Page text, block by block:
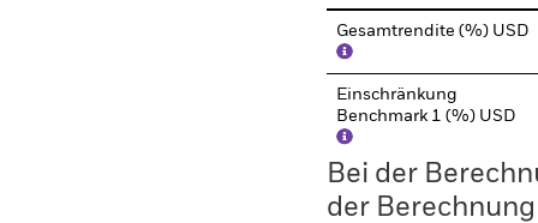
Gesamtrendite (%) USD
Einschränkung
Benchmark 1 (%) USD
Bei der
der